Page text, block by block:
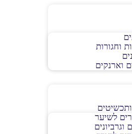
וחגורות
וארנקים
לשיער
וגרביונים